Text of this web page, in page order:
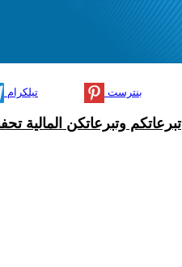
تيلكرام بنترست
تبرعاتكم وتبرعاتكن المالية